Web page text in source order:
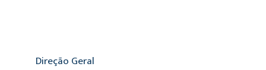
Direção Geral